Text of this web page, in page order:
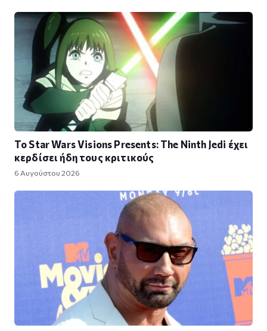
Το Star Wars Visions Presents: The Ninth Jedi έχει
κερδίσει ήδη τους κριτικούς
6 Αυγούστου 2026